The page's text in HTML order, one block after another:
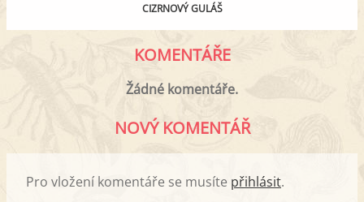
CIZRNOVÝ GULÁŠ
KOMENTÁŘE
Žádné komentáře.
NOVÝ KOMENTÁŘ
Pro vložení komentáře se musíte přihlásit.